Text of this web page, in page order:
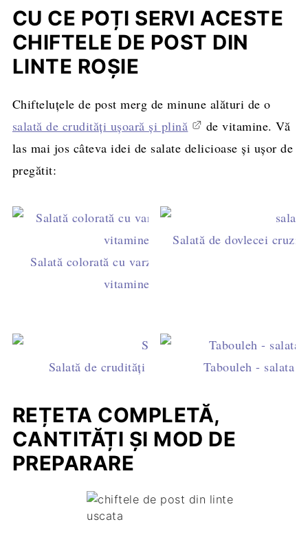
CU CE POȚI SERVI ACESTE
CHIFTELE DE POST DIN
LINTE ROȘIE
Chifteluțele de post merg de minune alături de o
salată de crudități ușoară și plină
de vitamine. Vă
las mai jos câteva idei de salate delicioase și ușor de
pregătit:
Salată colorată cu varză roşie şi alte
vitamine
Salată de dovlecei cruzi
Salată de crudități - multe vitamine, puține
Tabouleh - salata
REȚETA COMPLETĂ,
CANTITĂȚI ȘI MOD DE
PREPARARE